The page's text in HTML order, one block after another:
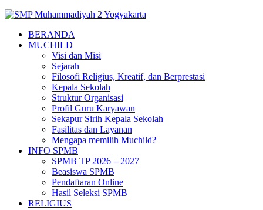
BERANDA
MUCHILD
Visi dan Misi
Sejarah
Filosofi Religius, Kreatif, dan Berprestasi
Kepala Sekolah
Struktur Organisasi
Profil Guru Karyawan
Sekapur Sirih Kepala Sekolah
Fasilitas dan Layanan
Mengapa memilih Muchild?
INFO SPMB
SPMB TP 2026 – 2027
Beasiswa SPMB
Pendaftaran Online
Hasil Seleksi SPMB
RELIGIUS